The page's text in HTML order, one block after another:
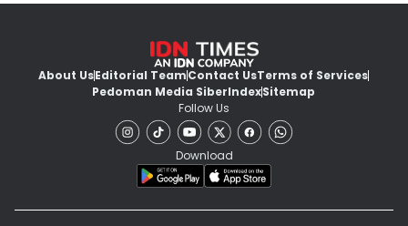
About UsEditorial TeamContact UsTerms of Services
Pedoman Media SiberIndexSitemap
Follow Us
Download